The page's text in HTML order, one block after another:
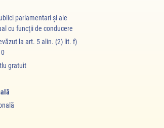
parlamentari şi ale
cu funcţii de conducere
la art. 5 alin. (2) lit. f)
gratuit